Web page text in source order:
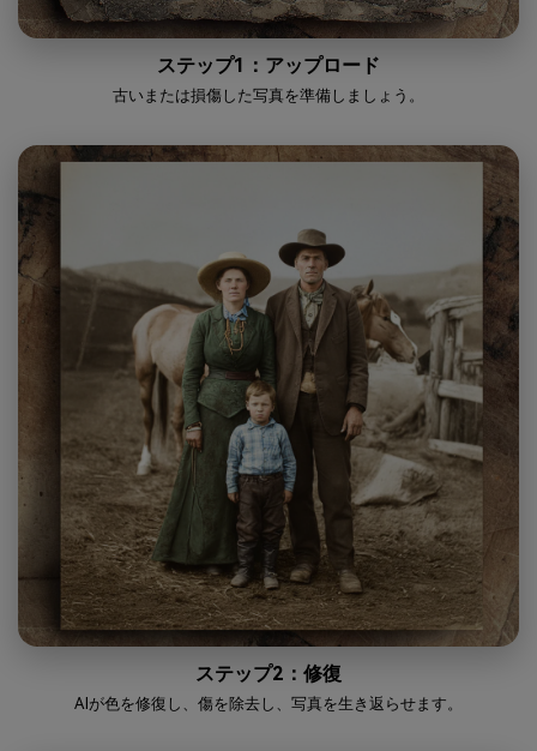
ステップ1：アップロード
古いまたは損傷した写真を準備しましょう。
ステップ2：修復
AIが色を修復し、傷を除去し、写真を生き返らせます。